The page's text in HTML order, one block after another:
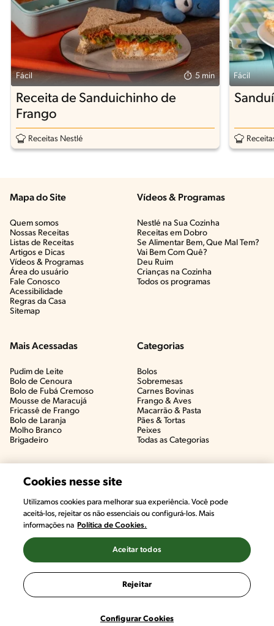
Fácil 5 min
Receita de Sanduichinho de
Frango
Receitas Nestlé
Fácil
Mapa do Site
Quem somos
Nossas Receitas
Listas de Receitas​
Artigos e Dicas​
Vídeos & Programas​
Área do usuário
Fale Conosco
Acessibilidade
Regras da Casa
Sitemap
Vídeos & Programas​
Nestlé na Sua Cozinha
Receitas em Dobro
Se Alimentar Bem, Que Mal Tem?​
Vai Bem Com Quê?​
Deu Ruim​
Crianças na Cozinha​
Todos os programas
Mais Acessadas
Pudim de Leite
Bolo de Cenoura
Bolo de Fubá Cremoso
Mousse de Maracujá
Fricassê de Frango
Bolo de Laranja
Molho Branco
Brigadeiro
Categorias
Bolos
Sobremesas
Carnes Bovinas​
Frango & Aves​
Macarrão & Pasta​
Pães & Tortas​
Peixes
Todas as Categorias
Cookies nesse site
Utilizamos cookies para melhorar sua experiência. Você pode
aceitá-los, rejeitar os não essenciais ou configurá-los. Mais
informações na Política de Cookies.
Configurar Cookies
Rejeitar
Aceitar todos